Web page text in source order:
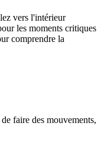
vers l'intérieur
les moments critiques
comprendre la
faire des mouvements,